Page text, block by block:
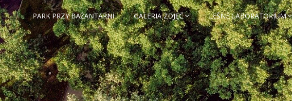
PARK PRZY BAŻANTARNI GALERIA ZDJĘĆ LEŚNE LABORATORIUM